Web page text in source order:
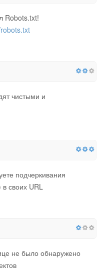
Robots.txt!
чистыми и
подчеркивания
своих URL
не было обнаружено